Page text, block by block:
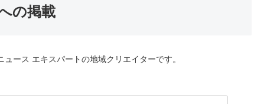
の掲載
ース エキスパートの地域クリエイターです。